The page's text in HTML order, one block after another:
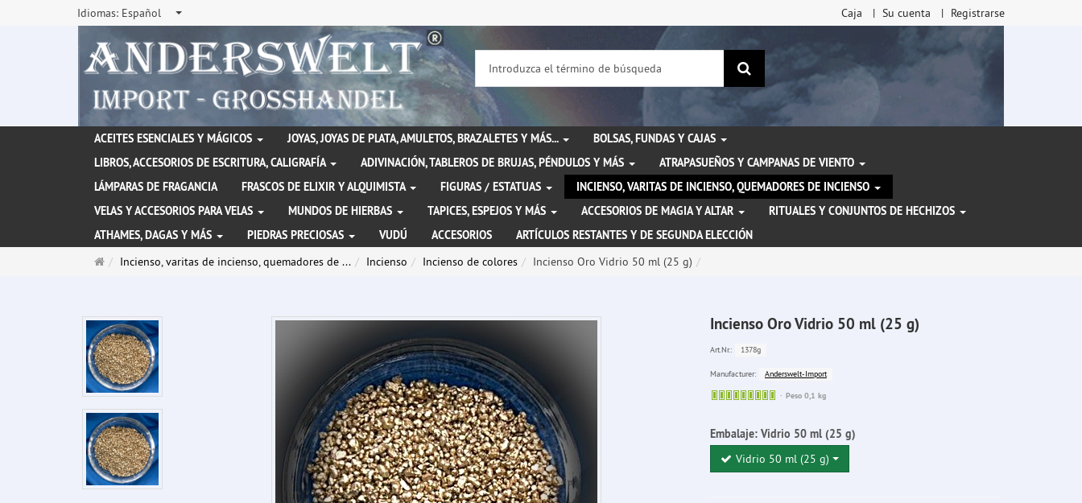
Idiomas: Español Caja Su cuenta Registrarse
Buscar
ACEITES ESENCIALES Y MÁGICOS JOYAS, JOYAS DE PLATA, AMULETOS, BRAZALETES Y MÁS...
BOLSAS, FUNDAS Y CAJAS
LIBROS, ACCESORIOS DE ESCRITURA, CALIGRAFÍA
ADIVINACIÓN, TABLEROS DE BRUJAS, PÉNDULOS Y MÁS
ATRAPASUEÑOS Y CAMPANAS DE VIENTO
LÁMPARAS DE FRAGANCIA
FRASCOS DE ELIXIR Y ALQUIMISTA FIGURAS / ESTATUAS
INCIENSO, VARITAS DE INCIENSO, QUEMADORES DE INCIENSO
VELAS Y ACCESORIOS PARA VELAS
MUNDOS DE HIERBAS TAPICES, ESPEJOS Y MÁS ACCESORIOS DE MAGIA Y ALTAR
RITUALES Y CONJUNTOS DE HECHIZOS
ATHAMES, DAGAS Y MÁS
PIEDRAS PRECIOSAS VUDÚ ACCESORIOS
ARTÍCULOS RESTANTES Y DE SEGUNDA ELECCIÓN
PáginaIncienso, varitas de incienso, quemadores de ... Incienso Incienso de colores Incienso Oro Vidrio 50 ml (25 g)
Incienso Oro Vidrio 50 ml (25 g)
Art.Nr.: 1378g
Manufacturer:
Anderswelt-Import
Sofort
Peso 0,1 kg
Embalaje: Vidrio 50 ml (25 g)
Vidrio 50 ml (25 g)